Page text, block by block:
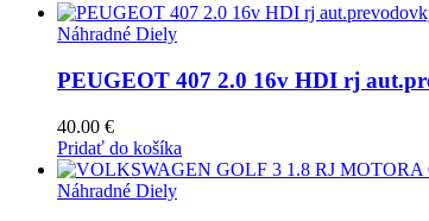
Náhradné Diely
PEUGEOT 407 2.0 16v HDI rj
40.00 €
Pridať do košíka
Náhradné Diely